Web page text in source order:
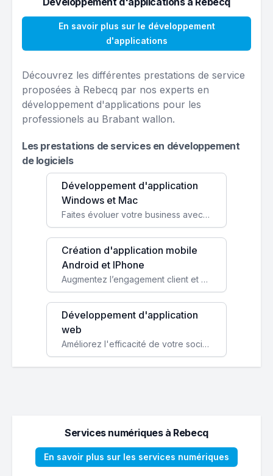
En savoir plus sur le développement
d'applications
Découvrez les différentes prestations de service
proposées à Rebecq par nos experts en
développement d'applications pour les
professionels au Brabant wallon.
Les prestations de services en développement
de logiciels
Développement d'application
Windows et Mac
Faites évoluer votre business avec des solutions logicielles personnalisées, parfaitement adaptées à vos besoins spécifiques.
Création d'application mobile
Android et IPhone
Augmentez l’engagement client et simplifiez vos processus avec une application mobile sur mesure, disponible sur iOS et Android.
Développement d'application
web
Améliorez l'efficacité de votre société avec une application web personnalisée accessible partout et tout le temps.
Services numériques à Rebecq
En savoir plus sur les services numériques